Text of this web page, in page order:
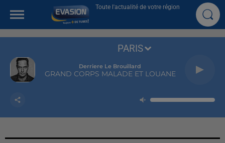
Toute l'actualité de votre région
Derriere Le Brouillard
GRAND CORPS MALADE ET LOUANE
PARIS